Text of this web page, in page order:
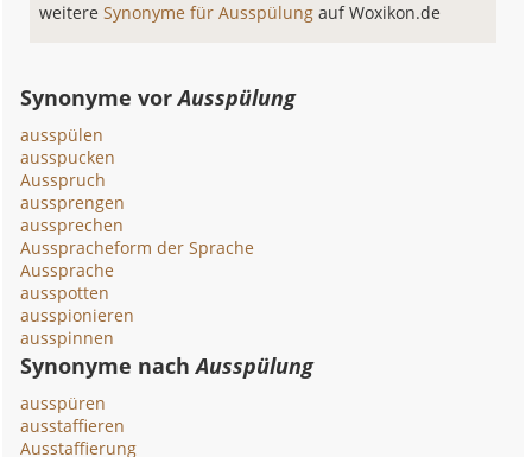
weitereSynonyme für Ausspülungauf Woxikon.de
Synonyme vorAusspülung
ausspülen
ausspucken
Ausspruch
aussprengen
aussprechen
Ausspracheform der Sprache
Aussprache
ausspotten
ausspionieren
ausspinnen
Synonyme nachAusspülung
ausspüren
ausstaffieren
Ausstaffierung